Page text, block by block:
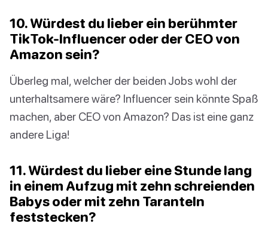
10. Würdest du lieber ein berühmter
TikTok-Influencer oder der CEO von
Amazon sein?
Überleg mal, welcher der beiden Jobs wohl der
unterhaltsamere wäre? Influencer sein könnte Spaß
machen, aber CEO von Amazon? Das ist eine ganz
andere Liga!
11. Würdest du lieber eine Stunde lang
in einem Aufzug mit zehn schreienden
Babys oder mit zehn Taranteln
feststecken?